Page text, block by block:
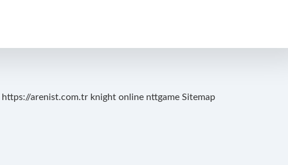
https://arenist.com.tr knight online nttgame Sitemap